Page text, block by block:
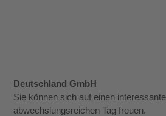
Deutschland GmbH
Sie können sich auf einen
abwechslungsreichen Tag freuen.